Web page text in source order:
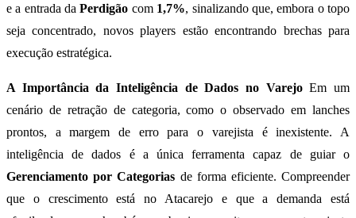
e a entrada daPerdigão com 1,7%, sinalizando que, embora o topo
seja concentrado, novos players estão encontrando brechas para
execução estratégica.
A Importância da Inteligência de Dados no VarejoEm um
cenário de retração de categoria, como o observado em lanches
prontos, a margem de erro para o varejista é inexistente. A
inteligência de dados é a única ferramenta capaz de guiar o
Gerenciamento por Categorias de forma eficiente. Compreender
que o crescimento está no Atacarejo e que a demanda está